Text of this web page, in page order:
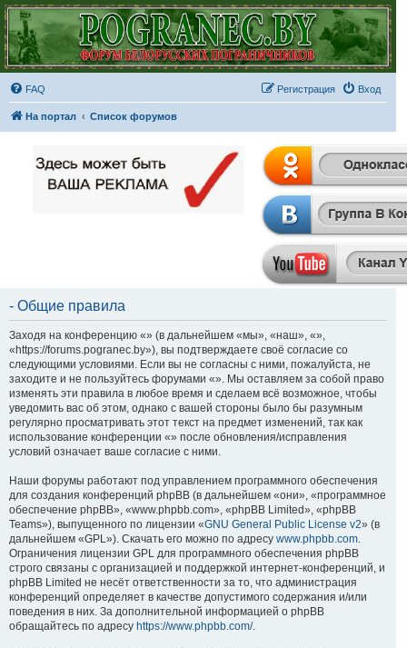
FAQ Вход
Регистрация
На портал Список форумов
- Общие правила
Заходя на конференцию «» (в дальнейшем «мы», «наш», «»,
«https://forums.pogranec.by»), вы подтверждаете своё согласие со
следующими условиями. Если вы не согласны с ними, пожалуйста, не
заходите и не пользуйтесь форумами «». Мы оставляем за собой право
изменять эти правила в любое время и сделаем всё возможное, чтобы
уведомить вас об этом, однако с вашей стороны было бы разумным
регулярно просматривать этот текст на предмет изменений, так как
использование конференции «» после обновления/исправления
условий означает ваше согласие с ними.
Наши форумы работают под управлением программного обеспечения
для создания конференций phpBB (в дальнейшем «они», «программное
обеспечение phpBB», «www.phpbb.com», «phpBB Limited», «phpBB
Teams»), выпущенного по лицензии «GNU General Public License v2» (в
дальнейшем «GPL»). Скачать его можно по адресу www.phpbb.com.
Ограничения лицензии GPL для программного обеспечения phpBB
строго связаны с организацией и поддержкой интернет-конференций, и
phpBB Limited не несёт ответственности за то, что администрация
конференций определяет в качестве допустимого содержания и/или
поведения в них. За дополнительной информацией о phpBB
обращайтесь по адресу https://www.phpbb.com/.